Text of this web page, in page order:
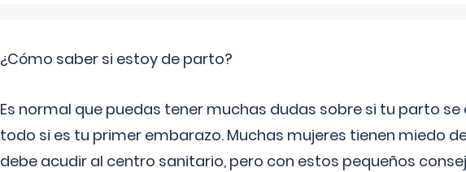
¿Cómo saber si estoy de parto?
Es normal que puedas tener muchas dudas sobre si tu parto
todo si es tu primer embarazo. Muchas mujeres tienen miedo
debe acudir al centro sanitario, pero con estos pequeños